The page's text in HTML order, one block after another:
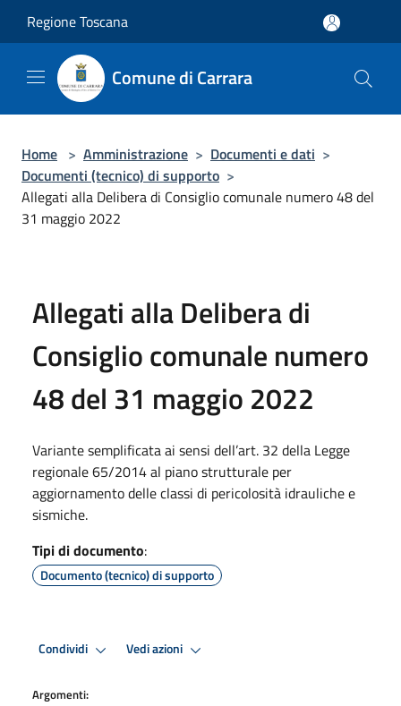
Regione Toscana
Comune di Carrara
Home > Amministrazione > Documenti e dati >
Documenti (tecnico) di supporto >
Allegati alla Delibera di Consiglio comunale numero 48 del
31 maggio 2022
Allegati alla Delibera di
Consiglio comunale numero
48 del 31 maggio 2022
Variante semplificata ai sensi dell’art. 32 della Legge
regionale 65/2014 al piano strutturale per
aggiornamento delle classi di pericolosità idrauliche e
sismiche.
Tipi di documento:
Documento (tecnico) di supporto
Condividi Vedi azioni
Argomenti: